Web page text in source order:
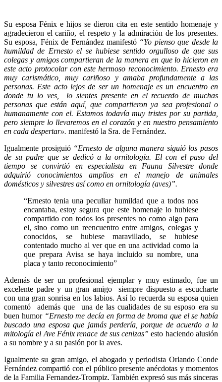
Su esposa Fénix e hijos se dieron cita en este sentido homenaje y
agradecieron el cariño, el respeto y la admiración de los presentes.
Su esposa, Fénix de Fernández manifestó “Yo pienso que desde la
humildad de Ernesto el se hubiese sentido orgulloso de que sus
colegas y amigos compartieran de la manera en que lo hicieron en
este acto protocolar con este hermoso reconocimiento. Ernesto era
muy carismático, muy cariñoso y amaba profundamente a las
personas. Este acto lejos de ser un homenaje es un encuentro en
donde tu lo ves, lo sientes presente en el recuerdo de muchas
personas que están aquí, que compartieron ya sea profesional o
humanamente con el. Estamos todavía muy tristes por su partida,
pero siempre lo llevaremos en el corazón y en nuestro pensamiento
en cada despertar». manifestó la Sra. de Fernández.
Igualmente prosiguió “Ernesto de alguna manera siguió los pasos
de su padre que se dedicó a la ornitología. El con el paso del
tiempo se convirtió en especialista en Fauna Silvestre donde
adquirió conocimientos amplios en el manejo de animales
domésticos y silvestres así como en ornitología (aves)”.
“Ernesto tenia una peculiar humildad que a todos nos
encantaba, estoy segura que este homenaje lo hubiese
compartido con todos los presentes no como algo para
el, sino como un reencuentro entre amigos, colegas y
conocidos, se hubiese maravillado, se hubiese
contentado mucho al ver que en una actividad como la
que prepara Avisa se haya incluido su nombre, una
placa y tanto reconocimiento”
Además de ser un profesional ejemplar y muy estimado, fue un
excelente padre y un gran amigo siempre dispuesto a escucharte
con una gran sonrisa en los labios. Así lo recuerda su esposa quien
comentó además que una de las cualidades de su esposo era su
buen humor “Ernesto me decía en forma de broma que el se había
buscado una esposa que jamás perdería, porque de acuerdo a la
mitología el Ave Fénix renace de sus cenizas”esto haciendo alusión
a su nombre y a su pasión por la aves.
Igualmente su gran amigo, el abogado y periodista Orlando Conde
Fernández compartió con el público presente anécdotas y momentos
de la Familia Fernandez-Trompiz. También expresó sus más sinceras